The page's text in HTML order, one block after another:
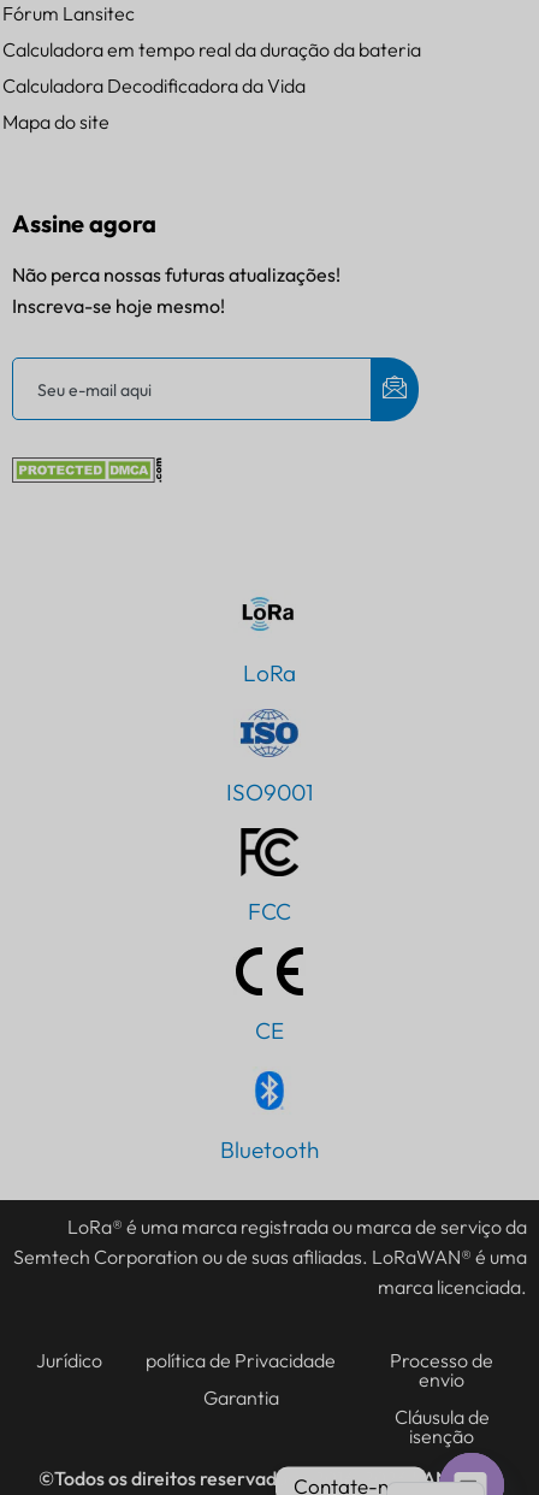
Fórum Lansitec
Calculadora em tempo real da duração da bateria
Calculadora Decodificadora da Vida
Mapa do site
Assine agora
Não perca nossas futuras atualizações!
Inscreva-se hoje mesmo!
LoRa
ISO9001
FCC
CE
Bluetooth
LoRa® é uma marca registrada ou marca de serviço da
Semtech Corporation ou de suas afiliadas. LoRaWAN® é uma
marca licenciada.
Jurídico
política de Privacidade
Garantia
Processo de
envio
Cláusula de
isenção
©Todos os direitos reservados @2016-2026
LANSITEC
EN
TH
FR
ES
JA
AR
Contate-nos